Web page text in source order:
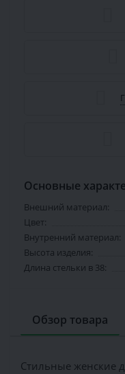
Основные
Внешний материал:
Цвет:
Внутренний материал:
Высота изделия:
Длина стельки в 38:
Обзор товара
Стильные женские